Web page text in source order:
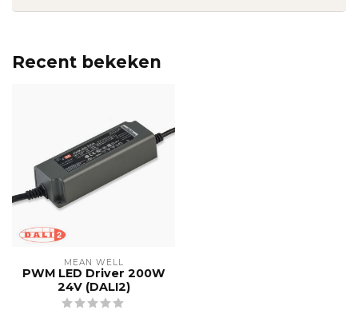
Recent bekeken
MEAN WELL
PWM LED Driver 200W
24V (DALI2)